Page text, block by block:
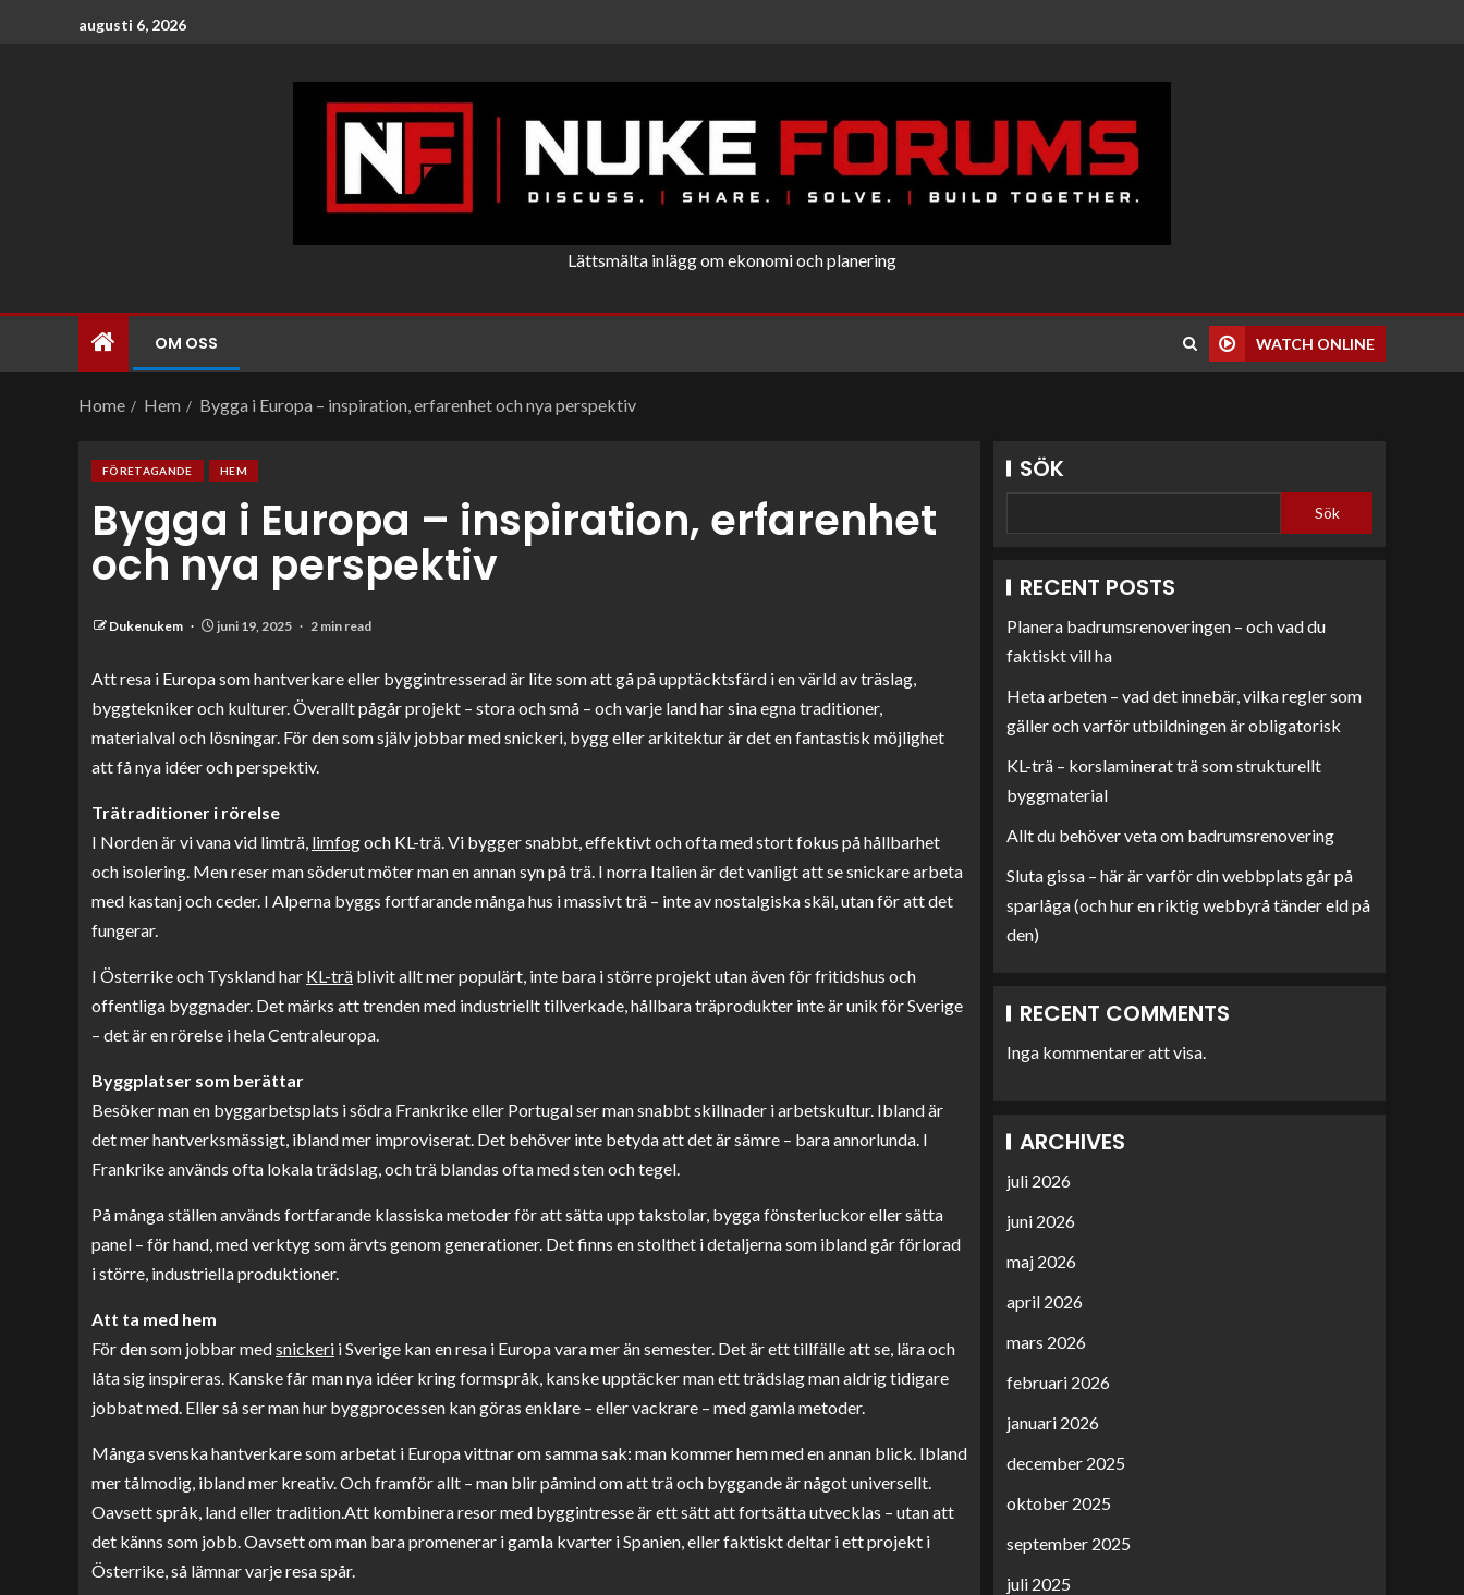
augusti 6, 2026
Lättsmälta inlägg om ekonomi och planering
OM OSS WATCH ONLINE
Home Hem Bygga i Europa – inspiration, erfarenhet och nya perspektiv
FÖRETAGANDE HEM
Bygga i Europa – inspiration, erfarenhet
och nya perspektiv
Dukenukem juni 19, 2025 2 min read
Att resa i Europa som hantverkare eller byggintresserad är lite som att gå på upptäcktsfärd i en värld av träslag,
byggtekniker och kulturer. Överallt pågår projekt – stora och små – och varje land har sina egna traditioner,
materialval och lösningar. För den som själv jobbar med snickeri, bygg eller arkitektur är det en fantastisk möjlighet
att få nya idéer och perspektiv.
Trätraditioner i rörelse
I Norden är vi vana vid limträ, limfogoch KL-trä. Vi bygger snabbt, effektivt och ofta med stort fokus på hållbarhet
och isolering. Men reser man söderut möter man en annan syn på trä. I norra Italien är det vanligt att se snickare arbeta
med kastanj och ceder. I Alperna byggs fortfarande många hus i massivt trä – inte av nostalgiska skäl, utan för att det
fungerar.
I Österrike och Tyskland har KL-trä blivit allt mer populärt, inte bara i större projekt utan även för fritidshus och
offentliga byggnader. Det märks att trenden med industriellt tillverkade, hållbara träprodukter inte är unik för Sverige
– det är en rörelse i hela Centraleuropa.
Byggplatser som berättar
Besöker man en byggarbetsplats i södra Frankrike eller Portugal ser man snabbt skillnader i arbetskultur. Ibland är
det mer hantverksmässigt, ibland mer improviserat. Det behöver inte betyda att det är sämre – bara annorlunda. I
Frankrike används ofta lokala trädslag, och trä blandas ofta med sten och tegel.
På många ställen används fortfarande klassiska metoder för att sätta upp takstolar, bygga fönsterluckor eller sätta
panel – för hand, med verktyg som ärvts genom generationer. Det finns en stolthet i detaljerna som ibland går förlorad
i större, industriella produktioner.
Att ta med hem
För den som jobbar medsnickeri i Sverige kan en resa i Europa vara mer än semester. Det är ett tillfälle att se, lära och
låta sig inspireras. Kanske får man nya idéer kring formspråk, kanske upptäcker man ett trädslag man aldrig tidigare
jobbat med. Eller så ser man hur byggprocessen kan göras enklare – eller vackrare – med gamla metoder.
Många svenska hantverkare som arbetat i Europa vittnar om samma sak: man kommer hem med en annan blick. Ibland
mer tålmodig, ibland mer kreativ. Och framför allt – man blir påmind om att trä och byggande är något universellt.
Oavsett språk, land eller tradition.Att kombinera resor med byggintresse är ett sätt att fortsätta utvecklas – utan att
det känns som jobb. Oavsett om man bara promenerar i gamla kvarter i Spanien, eller faktiskt deltar i ett projekt i
Österrike, så lämnar varje resa spår.
SÖK
Sök
RECENT POSTS
Planera badrumsrenoveringen – och vad du
faktiskt vill ha
Heta arbeten – vad det innebär, vilka regler som
gäller och varför utbildningen är obligatorisk
KL-trä – korslaminerat trä som strukturellt
byggmaterial
Allt du behöver veta om badrumsrenovering
Sluta gissa – här är varför din webbplats går på
sparlåga (och hur en riktig webbyrå tänder eld på
den)
RECENT COMMENTS
Inga kommentarer att visa.
ARCHIVES
juli 2026
juni 2026
maj 2026
april 2026
mars 2026
februari 2026
januari 2026
december 2025
oktober 2025
september 2025
juli 2025